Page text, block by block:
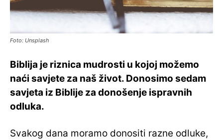
Foto: Unsplash
Biblija je riznica mudrosti u kojoj možemo
naći savjete za naš život. Donosimo sedam
savjeta iz Biblije za donošenje ispravnih
odluka.
Svakog dana moramo donositi razne odluke,